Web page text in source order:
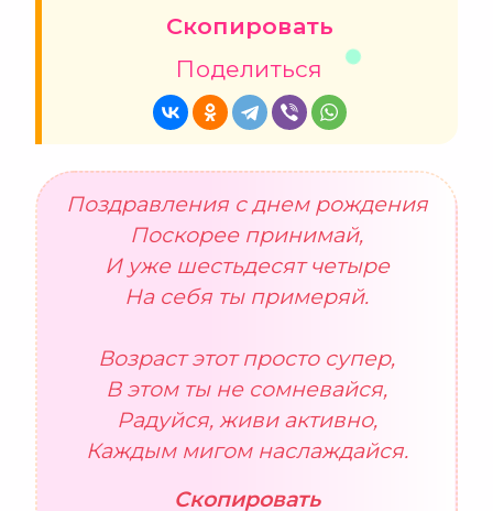
Скопировать
Поделиться
Поздравления с днем рождения
Поскорее принимай,
И уже шестьдесят четыре
На себя ты примеряй.
Возраст этот просто супер,
В этом ты не сомневайся,
Радуйся, живи активно,
Каждым мигом наслаждайся.
Скопировать